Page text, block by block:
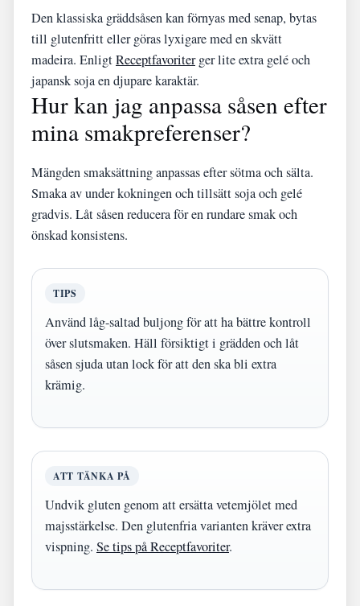
Den klassiska gräddsåsen kan förnyas med senap, bytas
till glutenfritt eller göras lyxigare med en skvätt
madeira. EnligtReceptfavoriterger lite extra gelé och
japansk soja en djupare karaktär.
Hur kan jag anpassa såsen efter
mina smakpreferenser?
Mängden smaksättning anpassas efter sötma och sälta.
Smaka av under kokningen och tillsätt soja och gelé
gradvis. Låt såsen reducera för en rundare smak och
önskad konsistens.
TIPS
Använd låg-saltad buljong för att ha bättre kontroll
över slutsmaken. Häll försiktigt i grädden och låt
såsen sjuda utan lock för att den ska bli extra
krämig.
ATT TÄNKA PÅ
Undvik gluten genom att ersätta vetemjölet med
majsstärkelse. Den glutenfria varianten kräver extra
vispning. Se tips på Receptfavoriter.